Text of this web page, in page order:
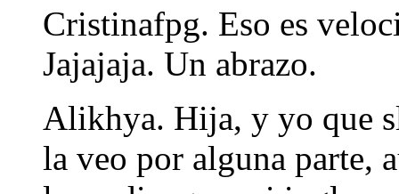
Cristinafpg. Eso es
Jajajaja. Un abrazo.
Alikhya. Hija, y yo que
la veo por alguna parte,